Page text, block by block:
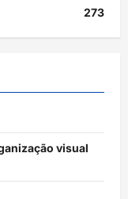
273
visual